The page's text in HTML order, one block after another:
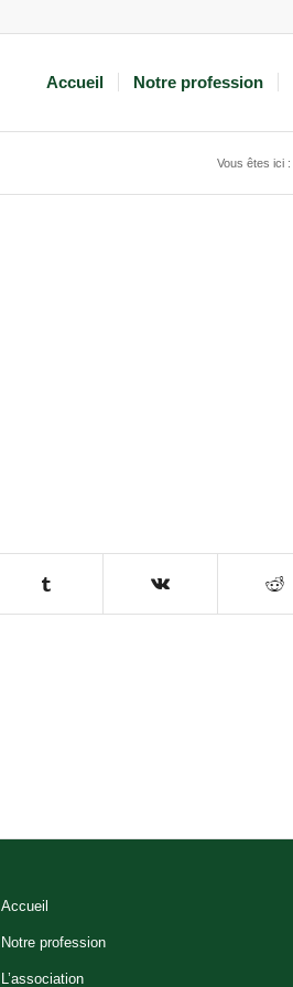
Accueil Notre profession
Vous êtes ici :
Accueil
Notre profession
L’association